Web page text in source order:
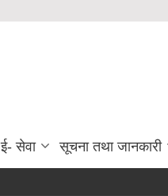
ई- सेवा सूचना तथा जानकारी